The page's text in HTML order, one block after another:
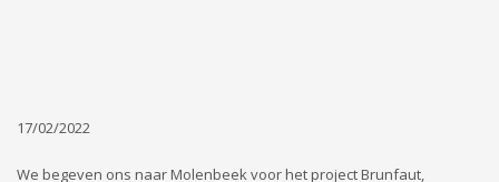
17/02/2022
We begeven ons naar Molenbeek voor het project Brunfaut,